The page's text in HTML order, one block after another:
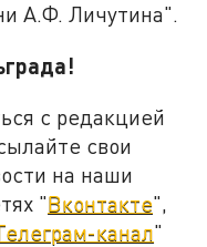
А.Ф. Личутина".
с редакцией
свои
на наши
"Вконтакте",
канал"